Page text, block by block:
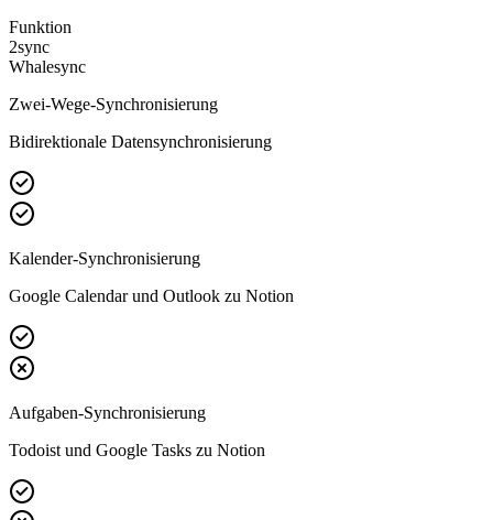
Funktion
2sync
Whalesync
Zwei-Wege-Synchronisierung
Bidirektionale Datensynchronisierung
Kalender-Synchronisierung
Google Calendar und Outlook zu Notion
Aufgaben-Synchronisierung
Todoist und Google Tasks zu Notion